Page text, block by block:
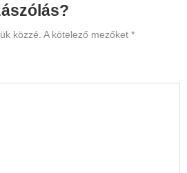
közzé. A kötelező mezőket *